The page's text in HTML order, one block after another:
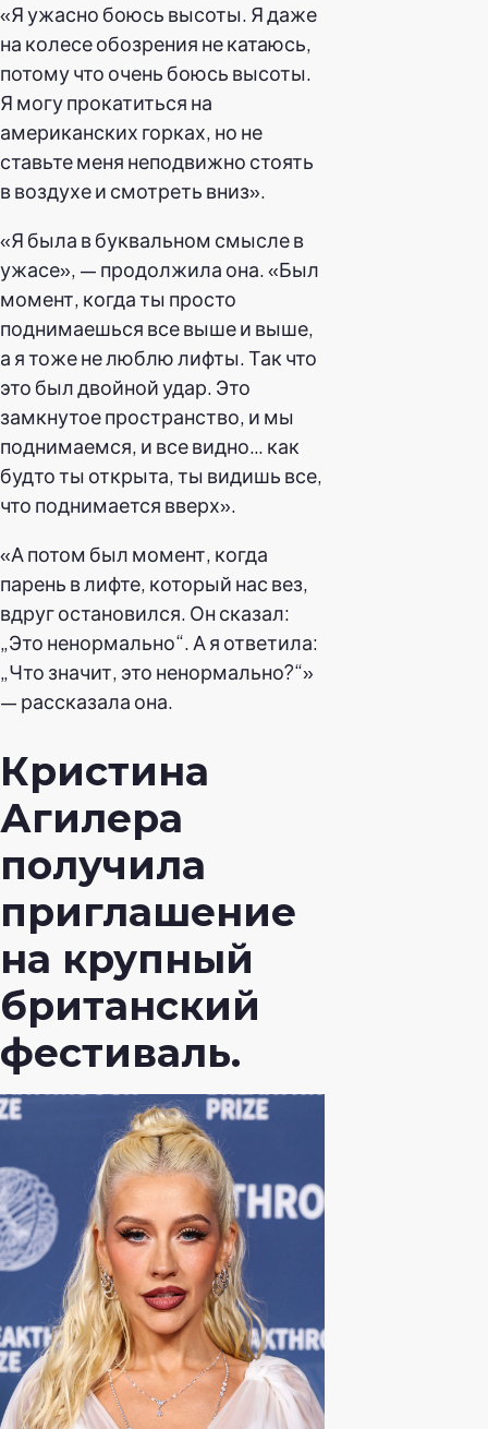
«Я ужасно боюсь высоты. Я даже
на колесе обозрения не катаюсь,
потому что очень боюсь высоты.
Я могу прокатиться на
американских горках, но не
ставьте меня неподвижно стоять
в воздухе и смотреть вниз».
«Я была в буквальном смысле в
ужасе», — продолжила она. «Был
момент, когда ты просто
поднимаешься все выше и выше,
а я тоже не люблю лифты. Так что
это был двойной удар. Это
замкнутое пространство, и мы
поднимаемся, и все видно… как
будто ты открыта, ты видишь все,
что поднимается вверх».
«А потом был момент, когда
парень в лифте, который нас вез,
вдруг остановился. Он сказал:
„Это ненормально“. А я ответила:
„Что значит, это ненормально?“»
— рассказала она.
Кристина
Агилера
получила
приглашение
на крупный
британский
фестиваль.